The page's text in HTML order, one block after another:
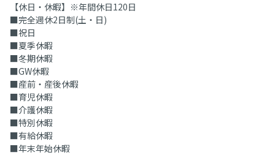
【休日・休暇】※年間休日120日
■完全週休2日制(土・日)
■祝日
■夏季休暇
■冬期休暇
■GW休暇
■産前・産後休暇
■育児休暇
■介護休暇
■特別休暇
■有給休暇
■年末年始休暇